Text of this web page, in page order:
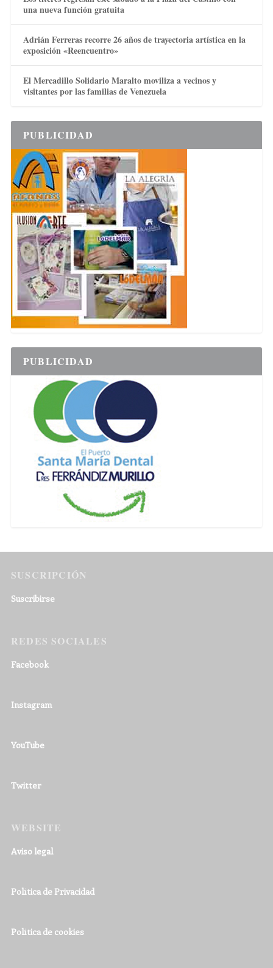
una nueva función gratuita
Adrián Ferreras recorre 26 años de trayectoria artística en la
exposición «Reencuentro»
El Mercadillo Solidario Maralto moviliza a vecinos y
visitantes por las familias de Venezuela
PUBLICIDAD
PUBLICIDAD
SUSCRIPCIÓN
Suscribirse
REDES SOCIALES
Facebook
Instagram
YouTube
Twitter
WEBSITE
Aviso legal
Política de Privacidad
Política de cookies